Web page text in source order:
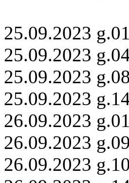
25.09.2023
25.09.2023
25.09.2023
25.09.2023
26.09.2023
26.09.2023
26.09.2023